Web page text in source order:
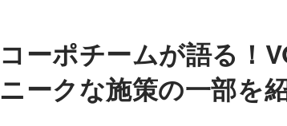
コーポチームが語る！
ニークな施策の一部を